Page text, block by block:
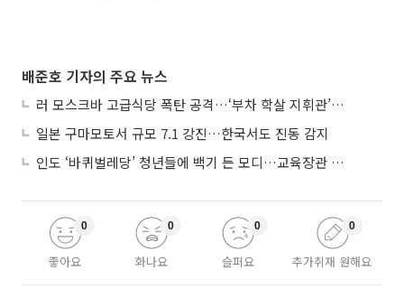
배준호 기자의 주요 뉴스
러 모스크바 고급식당 폭탄 공격…‘부차 학살 지휘관’ 노렸나
일본 구마모토서 규모 7.1 강진…한국서도 진동 감지
인도 ‘바퀴벌레당’ 청년들에 백기 든 모디…교육장관 사퇴
좋아요
0
화나요
0
슬퍼요
0
추가취재 원해요
0